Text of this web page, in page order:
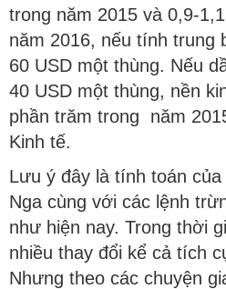
trong năm 2015 và 0,9-
năm 2016, nếu tính trung
60 USD một thùng. Nếu
40 USD một thùng, nền
phần trăm trong năm
Kinh tế.
Lưu ý đây là tính toán
Nga cùng với các lệnh
như hiện nay. Trong thời
nhiều thay đổi kể cả tích
Nhưng theo các chuyện